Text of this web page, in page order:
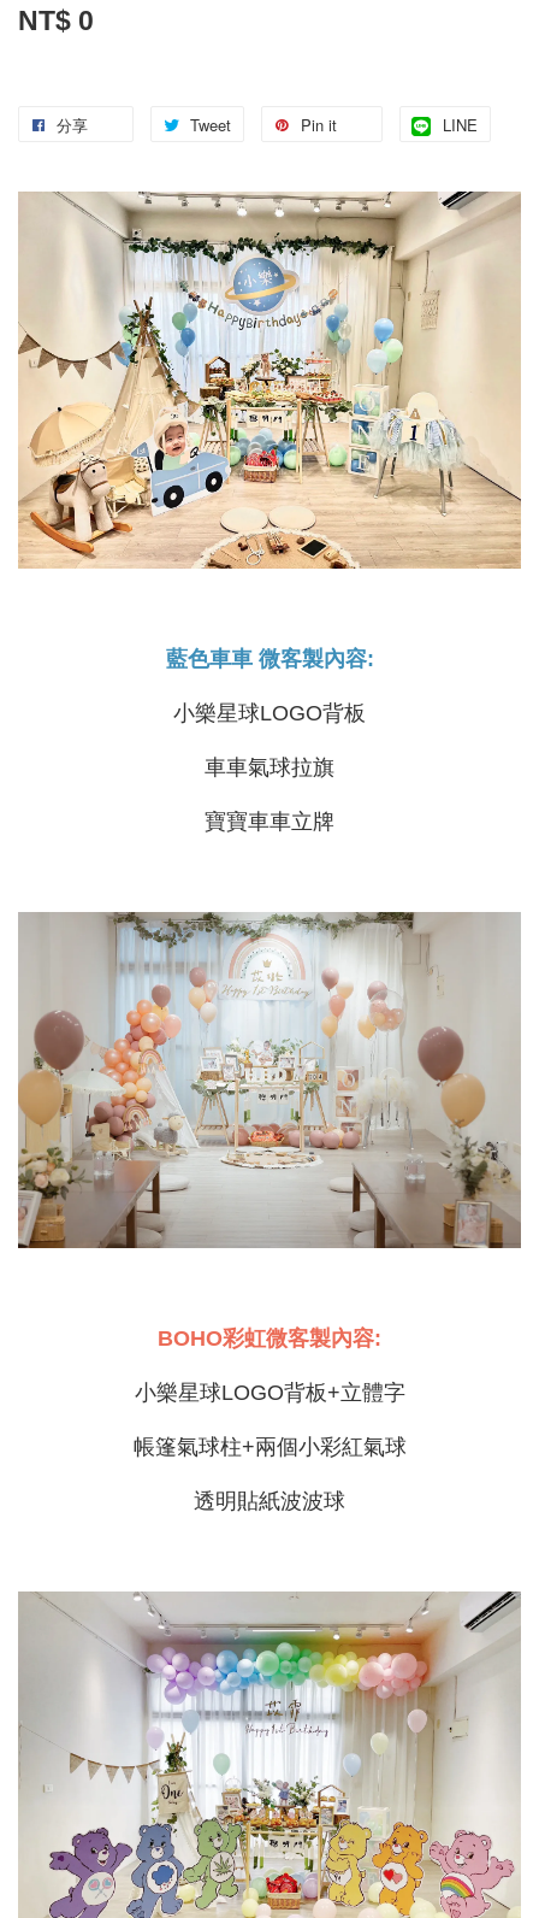
NT$ 0
分享 Tweet Pin it LINE
藍色車車 微客製內容:
小樂星球LOGO背板
車車氣球拉旗
寶寶車車立牌
BOHO彩虹微客製內容:
小樂星球LOGO背板+立體字
帳篷氣球柱+兩個小彩紅氣球
透明貼紙波波球